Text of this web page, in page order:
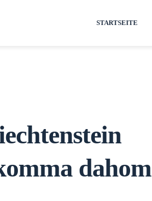
STARTSEITE
dahom